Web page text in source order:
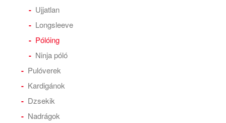
Ujjatlan
Longsleeve
Pólóing
Ninja póló
Pulóverek
Kardigánok
Dzsekik
Nadrágok